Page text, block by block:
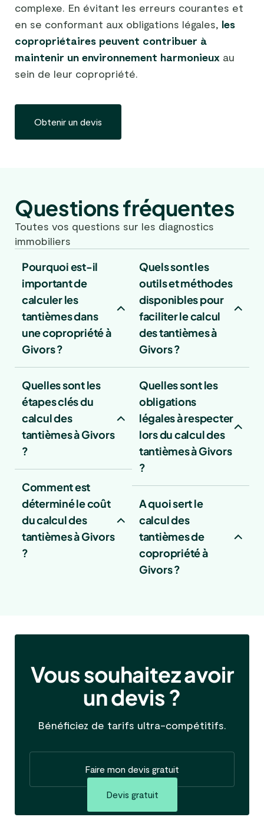
complexe. En évitant les erreurs courantes et
en se conformant aux obligations légales, les
copropriétaires peuvent contribuer à
maintenir un environnement harmonieux au
sein de leur copropriété.
Obtenir un devis
Questions fréquentes
Toutes vos questions sur les diagnostics
immobiliers
Pourquoi est-il
important de
calculer les
tantièmes dans
une copropriété à
Givors ?
Quelles sont les
étapes clés du
calcul des
tantièmes à Givors
?
Comment est
déterminé le coût
du calcul des
tantièmes à Givors
?
Quels sont les
outils et méthodes
disponibles pour
faciliter le calcul
des tantièmes à
Givors ?
Quelles sont les
obligations
légales à respecter
lors du calcul des
tantièmes à Givors
?
A quoi sert le
calcul des
tantièmes de
copropriété à
Givors ?
Vous souhaitez avoir
un devis ?
Bénéficiez de tarifs ultra-compétitifs.
Faire mon devis gratuit
Devis gratuit